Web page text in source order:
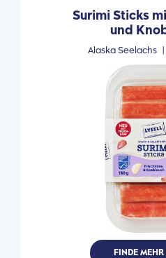
Surimi Sticks
und
Alaska Seelachs |
FINDE MEHR